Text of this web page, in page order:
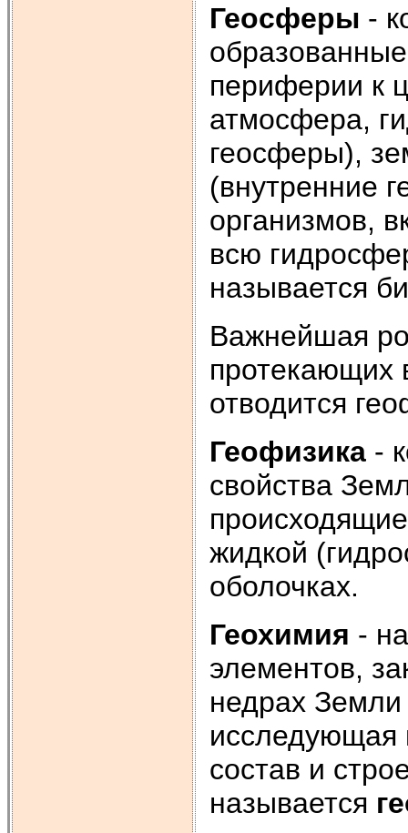
Геосферы -
периферии к
атмосфера,
геосферы),
(внутренние
организмов,
всю
называется
Важнейшая
протекающих
отводится
Геофизика -
свойства
жидкой
оболочках.
Геохимия -
элементов,
недрах
исследующая
состав и
называется